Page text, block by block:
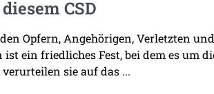
CSD
Opfern, Angehörigen, Verletzten
ist ein friedliches Fest, bei dem es um
sie auf das ...